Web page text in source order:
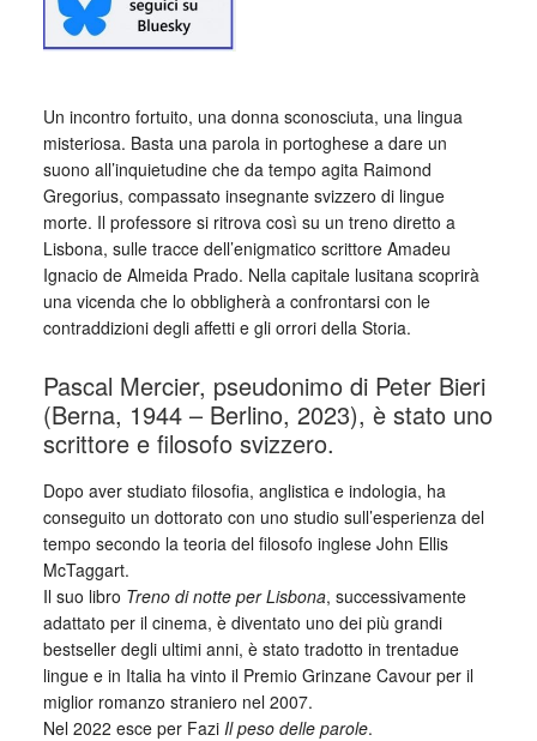
Un incontro fortuito, una donna sconosciuta, una lingua
misteriosa. Basta una parola in portoghese a dare un
suono all’inquietudine che da tempo agita Raimond
Gregorius, compassato insegnante svizzero di lingue
morte. Il professore si ritrova così su un treno diretto a
Lisbona, sulle tracce dell’enigmatico scrittore Amadeu
Ignacio de Almeida Prado. Nella capitale lusitana scoprirà
una vicenda che lo obbligherà a confrontarsi con le
contraddizioni degli affetti e gli orrori della Storia.
Pascal Mercier, pseudonimo di Peter Bieri
(Berna, 1944 – Berlino, 2023), è stato uno
scrittore e filosofo svizzero.
Dopo aver studiato filosofia, anglistica e indologia, ha
conseguito un dottorato con uno studio sull’esperienza del
tempo secondo la teoria del filosofo inglese John Ellis
McTaggart.
Il suo libro Treno di notte per Lisbona, successivamente
adattato per il cinema, è diventato uno dei più grandi
bestseller degli ultimi anni, è stato tradotto in trentadue
lingue e in Italia ha vinto il Premio Grinzane Cavour per il
miglior romanzo straniero nel 2007.
Nel 2022 esce per Fazi Il peso delle parole.